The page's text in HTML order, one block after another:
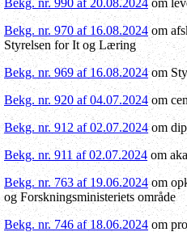
Bekg. nr. 970 af 16.08.2024om
Styrelsen for It og Læring
Bekg. nr. 969 af 16.08.2024om
Bekg. nr. 920 af 04.07.2024om
Bekg. nr. 912 af 02.07.2024om
Bekg. nr. 911 af 02.07.2024 om
Bekg. nr. 763 af 19.06.2024om
og Forskningsministeriets område
Bekg. nr. 746 af 18.06.2024 om